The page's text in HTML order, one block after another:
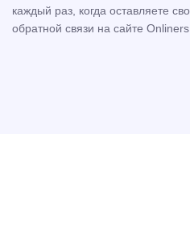
каждый раз, когда оставляете
обратной связи на сайте